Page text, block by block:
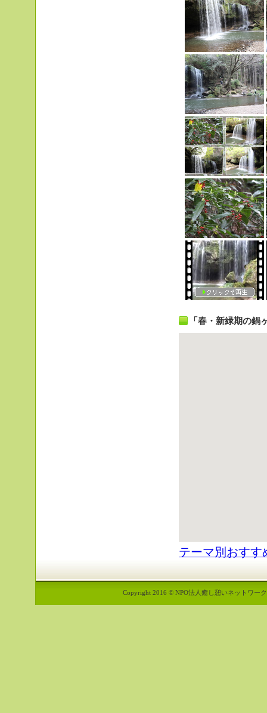
「春・新緑期の鍋
テーマ別おすす
Copyright 2016 © NPO法人癒し憩いネットワー